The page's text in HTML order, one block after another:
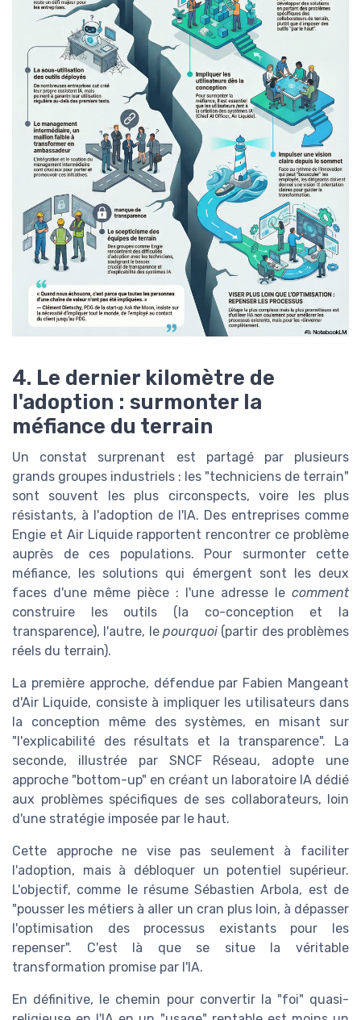
4. Le dernier kilomètre de
l'adoption : surmonter la
méfiance du terrain
Un constat surprenant est partagé par plusieurs
grands groupes industriels : les "techniciens de terrain"
sont souvent les plus circonspects, voire les plus
résistants, à l'adoption de l'IA. Des entreprises comme
Engie et Air Liquide rapportent rencontrer ce problème
auprès de ces populations. Pour surmonter cette
méfiance, les solutions qui émergent sont les deux
faces d'une même pièce : l'une adresse le comment
construire les outils (la co-conception et la
transparence), l'autre, le pourquoi (partir des problèmes
réels du terrain).
La première approche, défendue par Fabien Mangeant
d'Air Liquide, consiste à impliquer les utilisateurs dans
la conception même des systèmes, en misant sur
"l'explicabilité des résultats et la transparence". La
seconde, illustrée par SNCF Réseau, adopte une
approche "bottom-up" en créant un laboratoire IA dédié
aux problèmes spécifiques de ses collaborateurs, loin
d'une stratégie imposée par le haut.
Cette approche ne vise pas seulement à faciliter
l'adoption, mais à débloquer un potentiel supérieur.
L'objectif, comme le résume Sébastien Arbola, est de
"pousser les métiers à aller un cran plus loin, à dépasser
l'optimisation des processus existants pour les
repenser". C'est là que se situe la véritable
transformation promise par l'IA.
En définitive, le chemin pour convertir la "foi" quasi-